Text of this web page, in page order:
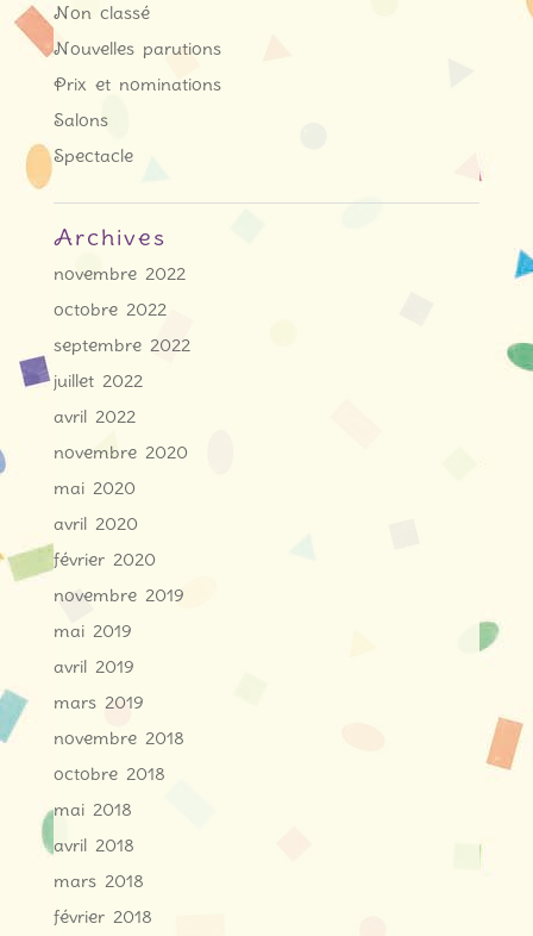
Non classé
Nouvelles parutions
Prix et nominations
Salons
Spectacle
Archives
novembre 2022
octobre 2022
septembre 2022
juillet 2022
avril 2022
novembre 2020
mai 2020
avril 2020
février 2020
novembre 2019
mai 2019
avril 2019
mars 2019
novembre 2018
octobre 2018
mai 2018
avril 2018
mars 2018
février 2018